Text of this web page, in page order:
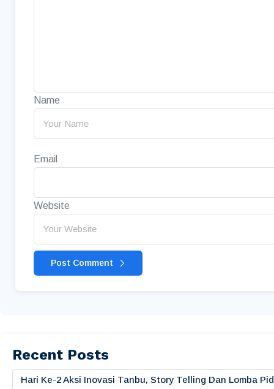
Name
Email
Website
Post Comment
Recent Posts
Hari Ke-2 Aksi Inovasi Tanbu, Story Telling Dan Lomba